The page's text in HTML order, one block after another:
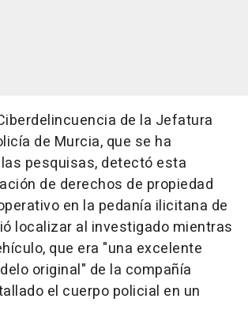
de la Jefatura
de Murcia, que se ha
pesquisas, detectó esta
de derechos de propiedad
en la pedanía ilicitana de
localizar al investigado mientras
que era "una excelente
original" de la compañía
el cuerpo policial en un